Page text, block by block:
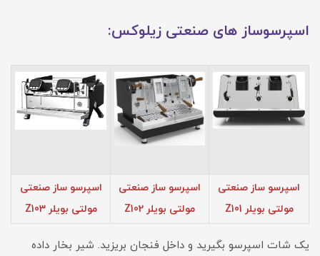
اسپرسوساز های صنعتی زیلوکس:
اسپرسو ساز صنعتی
مولتی بویلر Z101
اسپرسو ساز صنعتی
مولتی بویلر Z102
اسپرسو ساز صنعتی
مولتی بویلر Z103
یک شات اسپرسو بگیرید و داخل فنجان بریزید. شیر بخار داده